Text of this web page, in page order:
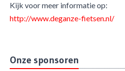
Kijk voor meer informatie op:
http://www.deganze-fietsen.nl/
Onze sponsoren